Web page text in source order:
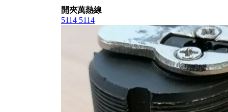
開夾萬熱線
5114 5114